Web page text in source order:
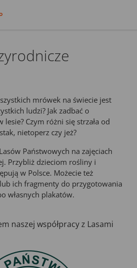
mrówek na świecie jest
ludzi? Jak zadbać o
lesie? Czym różni się strzała od
nietoperz czy jeż?
Państwowych na zajęciach
Przybliż dzieciom rośliny i
w Polsce. Możecie też
ich fragmenty do przygotowania
własnych plakatów.
naszej współpracy z Lasami